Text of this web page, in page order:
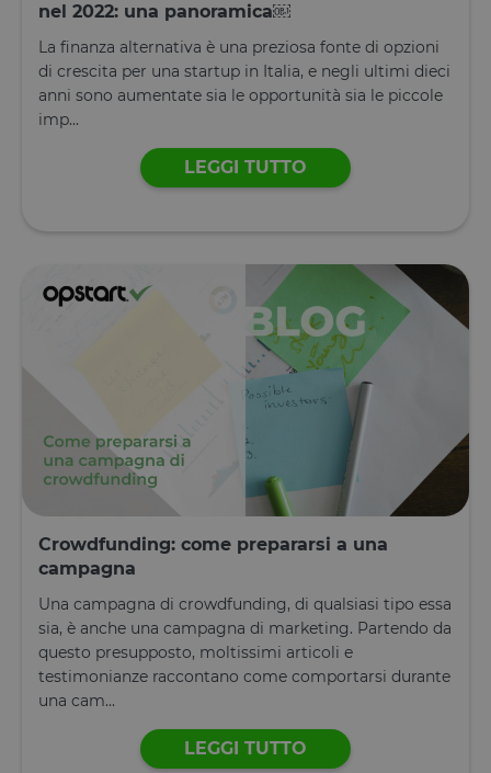
nel 2022: una panoramica￼
La finanza alternativa è una preziosa fonte di opzioni
di crescita per una startup in Italia, e negli ultimi dieci
anni sono aumentate sia le opportunità sia le piccole
imp...
LEGGI TUTTO
Crowdfunding: come prepararsi a una
campagna
Una campagna di crowdfunding, di qualsiasi tipo essa
sia, è anche una campagna di marketing. Partendo da
questo presupposto, moltissimi articoli e
testimonianze raccontano come comportarsi durante
una cam...
LEGGI TUTTO